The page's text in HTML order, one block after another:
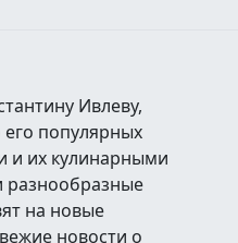
Ивлеву,
его популярных
и их кулинарными
разнообразные
на новые
новости о